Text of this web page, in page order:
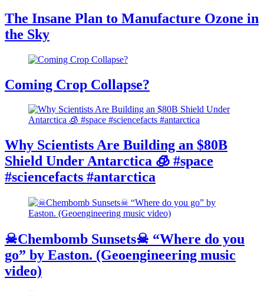
The Insane Plan to Manufacture Ozone in
the Sky
Coming Crop Collapse?
Why Scientists Are Building an $80B
Shield Under Antarctica 🧊 #space
#sciencefacts #antarctica
☠Chembomb Sunsets☠ “Where do you
go” by Easton. (Geoengineering music
video)